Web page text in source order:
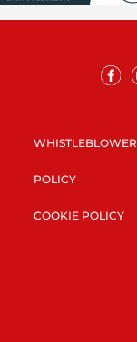
WHISTLEBLOWER
POLICY
COOKIE POLICY